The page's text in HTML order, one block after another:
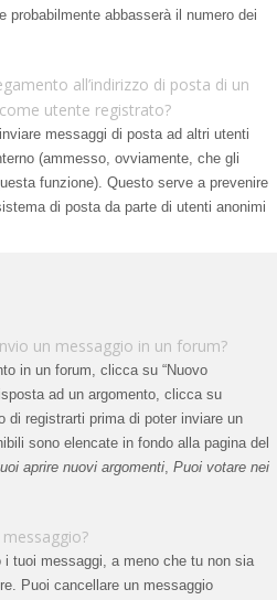
probabilmente abbasserà il numero dei
all’indirizzo di posta di un
utente registrato?
messaggi di posta ad altri utenti
(ammesso, ovviamente, che gli
funzione). Questo serve a prevenire
di posta da parte di utenti anonimi
un messaggio in un forum?
in un forum, clicca su “Nuovo
ad un argomento, clicca su
di registrarti prima di poter inviare un
sono elencate in fondo alla pagina del
aprire nuovi argomenti, Puoi votare nei
tuoi messaggi, a meno che tu non sia
Puoi cancellare un messaggio